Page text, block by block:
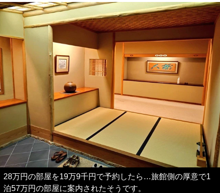
28万円の部屋を19万9千円で予約したら…旅館側の厚意で1
泊57万円の部屋に案内されたそうです。